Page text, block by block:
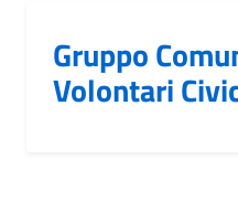
Gruppo
Volontari